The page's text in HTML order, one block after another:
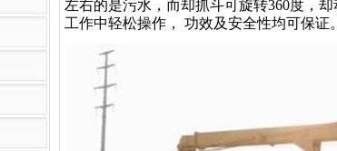
左右的是污水，而却抓斗可旋转360度，
工作中轻松操作， 功效及安全性均可保证